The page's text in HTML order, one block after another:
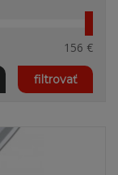
156 €
filtrovať